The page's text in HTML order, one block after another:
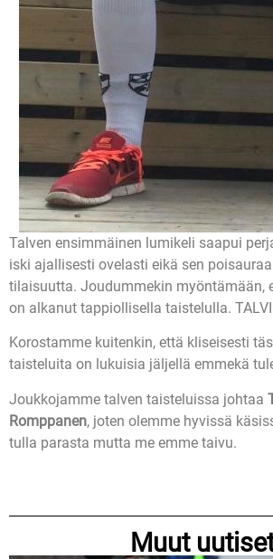
Talven ensimmäinen lumikeli saapui
iski ajallisesti ovelasti eikä sen
tilaisuutta. Joudummekin myöntämään,
on alkanut tappiollisella taistelulla.
Korostamme kuitenkin, että kliseisesti
taisteluita on lukuisia jäljellä emmekä
Joukkojamme talven taisteluissa johtaa
Romppanen, joten olemme hyvissä
tulla parasta mutta me emme taivu.
Muut